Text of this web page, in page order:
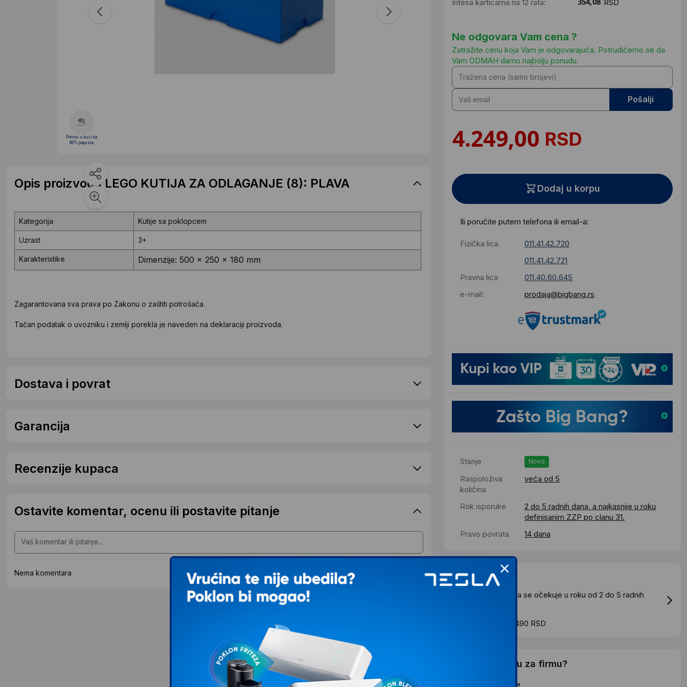
Intesa karticama na 12 rata:
RSD
Ne odgovara Vam cena ?
Zatražite cenu koja Vam je odgovarajuća. Potrudićemo se da
Vam ODMAH damo najbolju ponudu.
Pošalji
RSD
Dodaj u korpu
Ili poručite putem telefona ili email-a:
Fizička lica
011.41.42.720
011.41.42.721
Pravna lica
011.40.60.645
e-mail:
prodaja@bigbang.rs
Stanje Novo
Raspoloživa
količina
veća od 5
Rok isporuke
2 do 5 radnih dana, a najkasnije u roku
definisanim ZZP po clanu 31.
Pravo povrata
14 dana
Dostava
Standardna dostava se očekuje u roku od 2 do 5 radnih
Troskovi dostave 490 RSD
Želite li ponudu za firmu?
Pomoć u kući sa
88% popusta
Opis proizvoda LEGO KUTIJA ZA ODLAGANJE (8): PLAVA
Kategorija Kutije sa poklopcem
Uzrast 3+
Karakteristike Dimenzije: 500 x 250 x 180 mm
Zagarantovana sva prava po Zakonu o zaštiti potrošača.
Tačan podatak o uvozniku i zemlji porekla je naveden na deklaraciji proizvoda.
Dostava i povrat
Garancija
Recenzije kupaca
Ostavite komentar, ocenu ili postavite pitanje
Nema komentara